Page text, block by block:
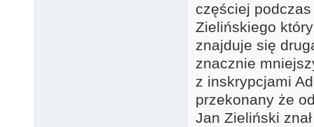
częściej
Zielińskiego
znajduje się
znacznie
z inskrypcjami
przekonany że
Jan Zieliński